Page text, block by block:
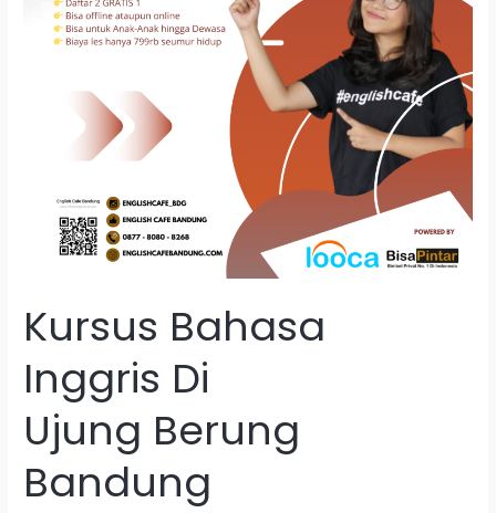
Kursus Bahasa
Inggris Di
Ujung Berung
Bandung